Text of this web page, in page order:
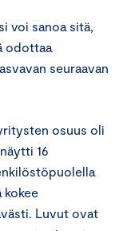
voi sanoa sitä,
odottaa
seuraavan
osuus oli
16
kokee
Luvut ovat